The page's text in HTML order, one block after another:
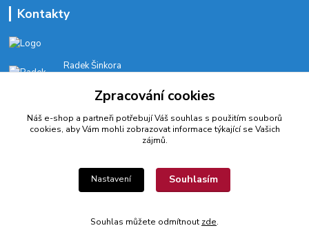
Kontakty
Radek Šinkora
E-SHOP: Po-Pá, 8-17 hod.
cyklobikesport@seznam.cz
© 2022 CykloBikeSport ||| Created by webfotografika.cz
Zpracování cookies
Náš e-shop a partneři potřebují Váš souhlas s použitím souborů
cookies, aby Vám mohli zobrazovat informace týkající se Vašich
zájmů.
Nastavení Souhlasím
Souhlas můžete odmítnout zde.